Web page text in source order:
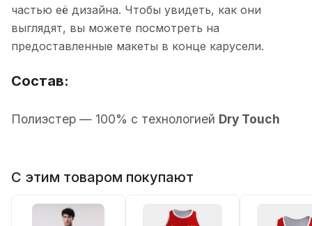
частью её дизайна. Чтобы увидеть, как они
выглядят, вы можете посмотреть на
предоставленные макеты в конце карусели.
Состав:
Полиэстер — 100% с технологией Dry Touch
С этим товаром покупают